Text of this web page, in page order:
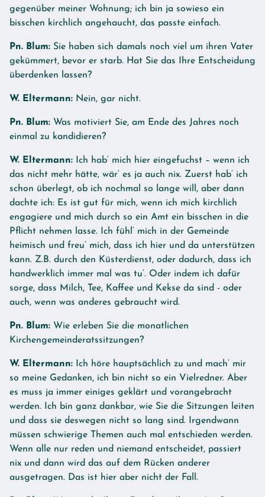
gegenüber meiner Wohnung; ich bin ja sowieso ein
bisschen kirchlich angehaucht, das passte einfach.
Pn. Blum: Sie haben sich damals noch viel um ihren Vater
gekümmert, bevor er starb. Hat Sie das Ihre Entscheidung
überdenken lassen?
W. Eltermann: Nein, gar nicht.
Pn. Blum: Was motiviert Sie, am Ende des Jahres noch
einmal zu kandidieren?
W. Eltermann: Ich hab‘ mich hier eingefuchst – wenn ich
das nicht mehr hätte, wär‘ es ja auch nix. Zuerst hab‘ ich
schon überlegt, ob ich nochmal so lange will, aber dann
dachte ich: Es ist gut für mich, wenn ich mich kirchlich
engagiere und mich durch so ein Amt ein bisschen in die
Pflicht nehmen lasse. Ich fühl‘ mich in der Gemeinde
heimisch und freu‘ mich, dass ich hier und da unterstützen
kann. Z.B. durch den Küsterdienst, oder dadurch, dass ich
handwerklich immer mal was tu‘. Oder indem ich dafür
sorge, dass Milch, Tee, Kaffee und Kekse da sind - oder
auch, wenn was anderes gebraucht wird.
Pn. Blum: Wie erleben Sie die monatlichen
Kirchengemeinderatssitzungen?
W. Eltermann: Ich höre hauptsächlich zu und mach‘ mir
so meine Gedanken, ich bin nicht so ein Vielredner. Aber
es muss ja immer einiges geklärt und vorangebracht
werden. Ich bin ganz dankbar, wie Sie die Sitzungen leiten
und dass sie deswegen nicht so lang sind. Irgendwann
müssen schwierige Themen auch mal entschieden werden.
Wenn alle nur reden und niemand entscheidet, passiert
nix und dann wird das auf dem Rücken anderer
ausgetragen. Das ist hier aber nicht der Fall.